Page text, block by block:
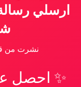
ارسلي
نشرت من
✨ احصل